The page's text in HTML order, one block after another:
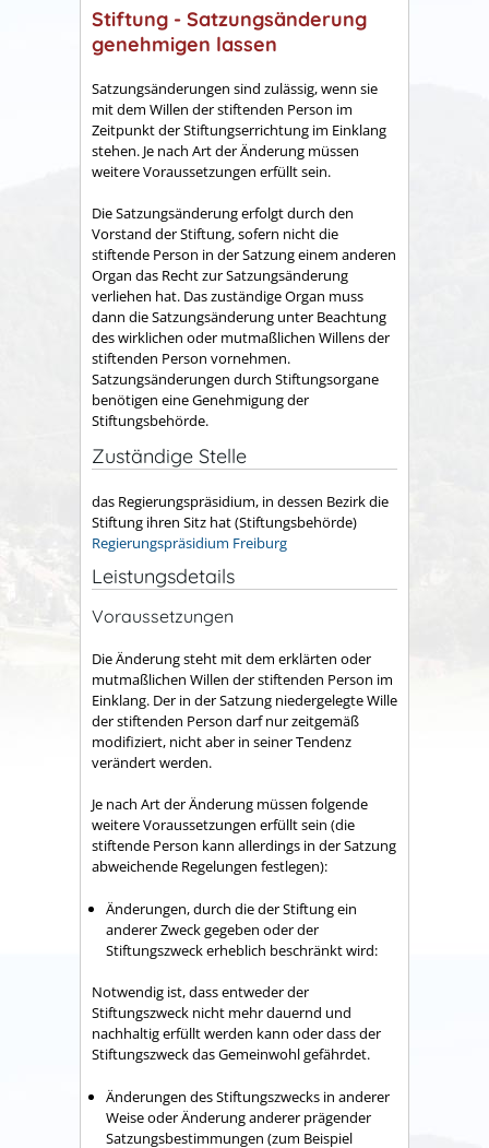
Stiftung - Satzungsänderung
genehmigen lassen
Satzungsänderungen sind zulässig, wenn sie
mit dem Willen der stiftenden Person im
Zeitpunkt der Stiftungserrichtung im Einklang
stehen. Je nach Art der Änderung müssen
weitere Voraussetzungen erfüllt sein.
Die Satzungsänderung erfolgt durch den
Vorstand der Stiftung, sofern nicht die
stiftende Person in der Satzung einem anderen
Organ das Recht zur Satzungsänderung
verliehen hat. Das zuständige Organ muss
dann die Satzungsänderung unter Beachtung
des wirklichen oder mutmaßlichen Willens der
stiftenden Person vornehmen.
Satzungsänderungen durch Stiftungsorgane
benötigen eine Genehmigung der
Stiftungsbehörde.
Zuständige Stelle
das Regierungspräsidium, in dessen Bezirk die
Stiftung ihren Sitz hat (Stiftungsbehörde)
Regierungspräsidium Freiburg
Leistungsdetails
Voraussetzungen
Die Änderung steht mit dem erklärten oder
mutmaßlichen Willen der stiftenden Person im
Einklang. Der in der Satzung niedergelegte Wille
der stiftenden Person darf nur zeitgemäß
modifiziert, nicht aber in seiner Tendenz
verändert werden.
Je nach Art der Änderung müssen folgende
weitere Voraussetzungen erfüllt sein (die
stiftende Person kann allerdings in der Satzung
abweichende Regelungen festlegen):
Änderungen, durch die der Stiftung ein
anderer Zweck gegeben oder der
Stiftungszweck erheblich beschränkt wird:
Notwendig ist, dass entweder der
Stiftungszweck nicht mehr dauernd und
nachhaltig erfüllt werden kann oder dass der
Stiftungszweck das Gemeinwohl gefährdet.
Änderungen des Stiftungszwecks in anderer
Weise oder Änderung anderer prägender
Satzungsbestimmungen (zum Beispiel